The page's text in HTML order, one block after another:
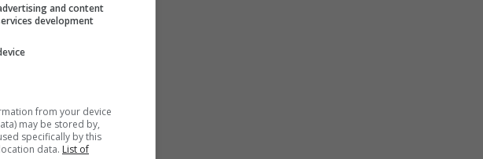
and content
development
from your device
may be stored by,
specifically by this
data. List of